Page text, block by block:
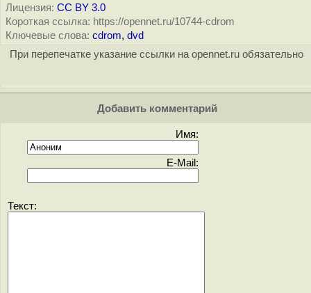
Лицензия: CC BY 3.0
Короткая ссылка: https://opennet.ru/10744-cdrom
Ключевые слова: cdrom, dvd
При перепечатке указание ссылки на opennet.ru обязательно
Добавить комментарий
Имя:
E-Mail:
Текст: